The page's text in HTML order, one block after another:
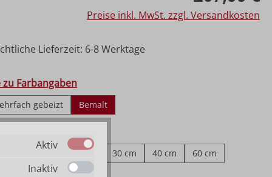
Preise inkl. MwSt. zzgl. Versandkosten
Lieferzeit: 6-8 Werktage
zu Farbangaben
gebeizt Bemalt
20 cm 30 cm 40 cm
60 cm
Aktiv
Inaktiv